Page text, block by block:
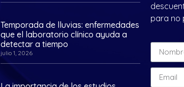
Temporada de lluvias: enfermedades
que el laboratorio clínico ayuda a
detectar a tiempo
julio 1, 2026
para no